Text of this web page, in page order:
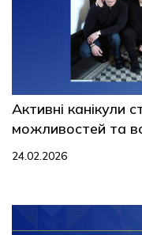
Активні канікули
можливостей та
24.02.2026